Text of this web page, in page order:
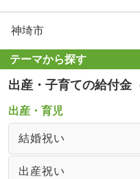
神埼市
テーマから探す
出産・子育ての給付金
出産・育児
結婚祝い
出産祝い